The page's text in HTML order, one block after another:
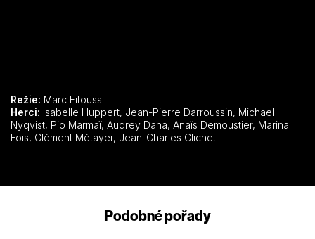
Režie: Marc Fitoussi
Herci:
Nyqvist, Pio Marmaï, Audrey Dana, Anaïs Demoustier, Marina
Foïs, Clément Métayer, Jean-Charles Clichet
Podobné pořady